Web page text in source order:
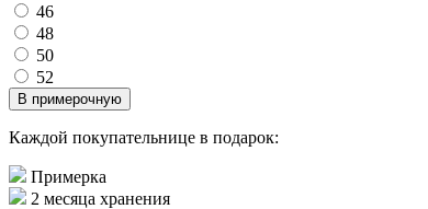
46
48
50
52
В примерочную
Каждой покупательнице в подарок:
Примерка
2 месяца хранения